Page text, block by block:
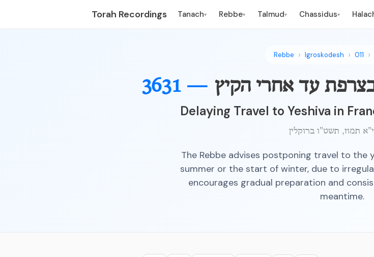
Torah Recordings Tanach▾ Rebbe▾ Talmud▾ Chassidus▾
Rebbe Igroskodesh 011
3631 — עד אחרי הקיץ
Delaying Travel to Yeshiva in
The Rebbe advises postponing travel to the
summer or the start of winter, due to
encourages gradual preparation and
meantime.